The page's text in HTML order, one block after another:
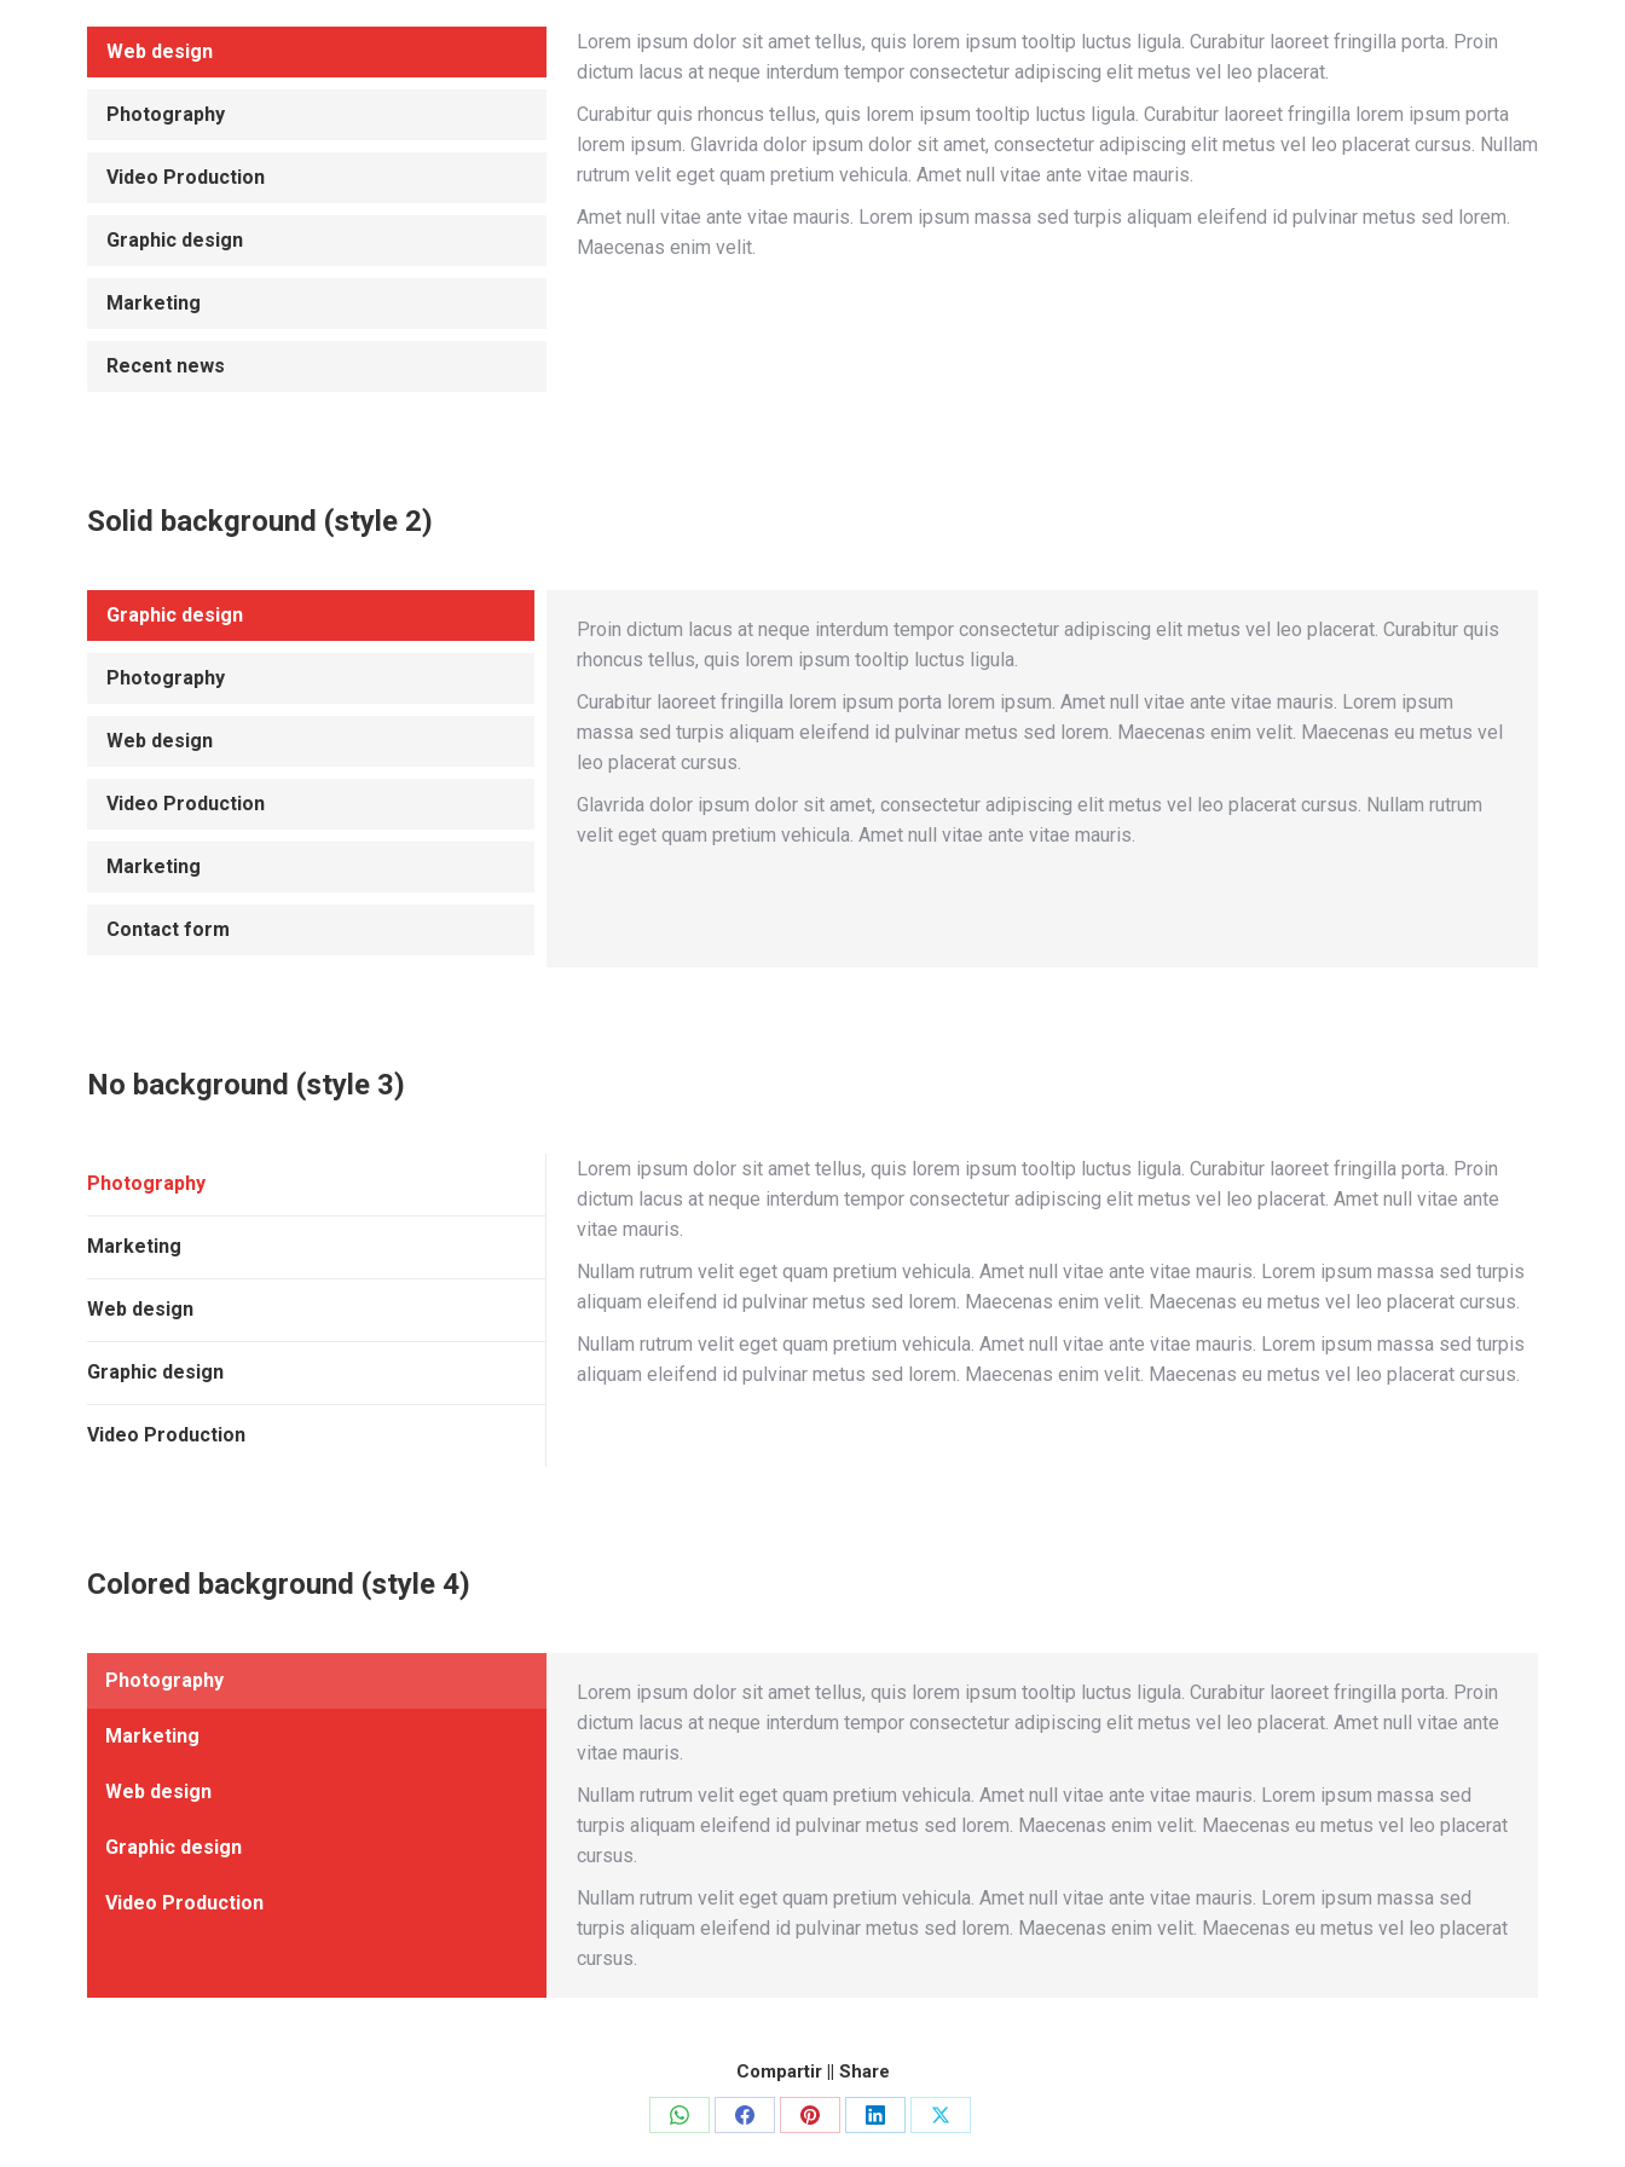
Web design
Photography
Video Production
Graphic design
Marketing
Recent news
Lorem ipsum dolor sit amet tellus, quis lorem ipsum tooltip luctus ligula. Curabitur laoreet fringilla porta. Proin
dictum lacus at neque interdum tempor consectetur adipiscing elit metus vel leo placerat.
Curabitur quis rhoncus tellus, quis lorem ipsum tooltip luctus ligula. Curabitur laoreet fringilla lorem ipsum porta
lorem ipsum. Glavrida dolor ipsum dolor sit amet, consectetur adipiscing elit metus vel leo placerat cursus. Nullam
rutrum velit eget quam pretium vehicula. Amet null vitae ante vitae mauris.
Amet null vitae ante vitae mauris. Lorem ipsum massa sed turpis aliquam eleifend id pulvinar metus sed lorem.
Maecenas enim velit.
Solid background (style 2)
Graphic design
Photography
Web design
Video Production
Marketing
Contact form
Proin dictum lacus at neque interdum tempor consectetur adipiscing elit metus vel leo placerat. Curabitur quis
rhoncus tellus, quis lorem ipsum tooltip luctus ligula.
Curabitur laoreet fringilla lorem ipsum porta lorem ipsum. Amet null vitae ante vitae mauris. Lorem ipsum
massa sed turpis aliquam eleifend id pulvinar metus sed lorem. Maecenas enim velit. Maecenas eu metus vel
leo placerat cursus.
Glavrida dolor ipsum dolor sit amet, consectetur adipiscing elit metus vel leo placerat cursus. Nullam rutrum
velit eget quam pretium vehicula. Amet null vitae ante vitae mauris.
No background (style 3)
Photography
Marketing
Web design
Graphic design
Video Production
Lorem ipsum dolor sit amet tellus, quis lorem ipsum tooltip luctus ligula. Curabitur laoreet fringilla porta. Proin
dictum lacus at neque interdum tempor consectetur adipiscing elit metus vel leo placerat. Amet null vitae ante
vitae mauris.
Nullam rutrum velit eget quam pretium vehicula. Amet null vitae ante vitae mauris. Lorem ipsum massa sed turpis
aliquam eleifend id pulvinar metus sed lorem. Maecenas enim velit. Maecenas eu metus vel leo placerat cursus.
Nullam rutrum velit eget quam pretium vehicula. Amet null vitae ante vitae mauris. Lorem ipsum massa sed turpis
aliquam eleifend id pulvinar metus sed lorem. Maecenas enim velit. Maecenas eu metus vel leo placerat cursus.
Colored background (style 4)
Photography
Marketing
Web design
Graphic design
Video Production
Lorem ipsum dolor sit amet tellus, quis lorem ipsum tooltip luctus ligula. Curabitur laoreet fringilla porta. Proin
dictum lacus at neque interdum tempor consectetur adipiscing elit metus vel leo placerat. Amet null vitae ante
vitae mauris.
Nullam rutrum velit eget quam pretium vehicula. Amet null vitae ante vitae mauris. Lorem ipsum massa sed
turpis aliquam eleifend id pulvinar metus sed lorem. Maecenas enim velit. Maecenas eu metus vel leo placerat
cursus.
Nullam rutrum velit eget quam pretium vehicula. Amet null vitae ante vitae mauris. Lorem ipsum massa sed
turpis aliquam eleifend id pulvinar metus sed lorem. Maecenas enim velit. Maecenas eu metus vel leo placerat
cursus.
Compartir || Share
Share
Share
Share
Share
Share